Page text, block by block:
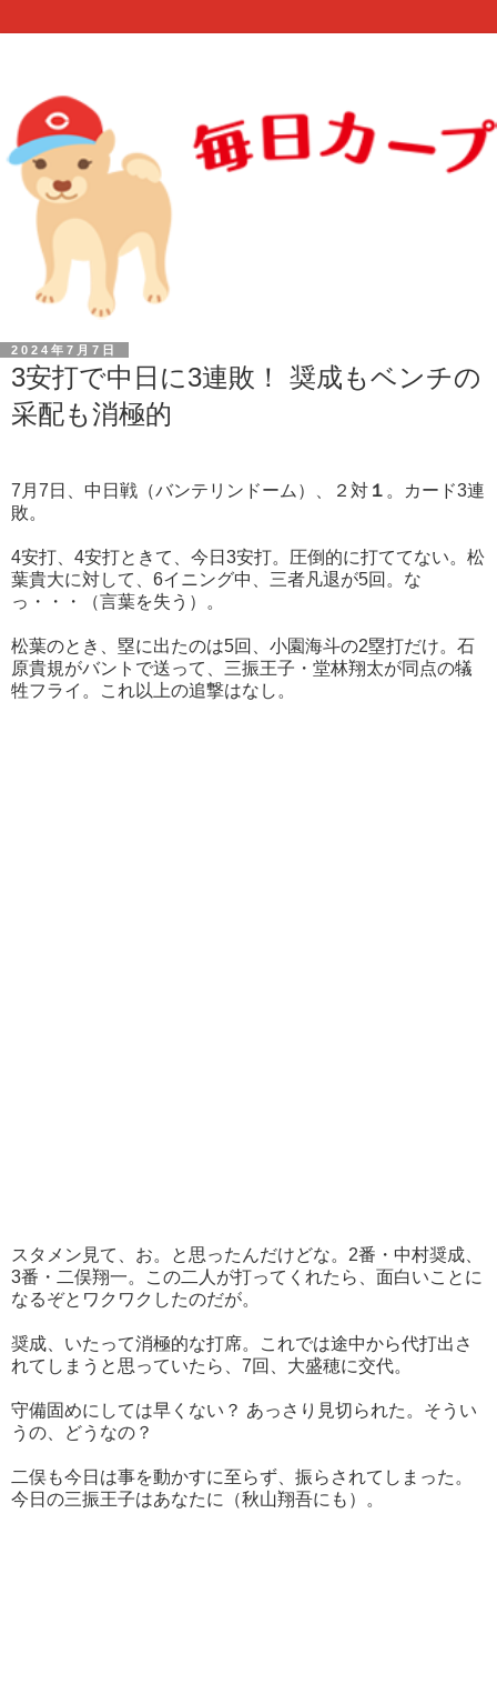
2024年7月7日
3安打で中日に3連敗！ 奨成もベンチの
采配も消極的
7月7日、中日戦（バンテリンドーム）、２対 １ 。カード3連
敗。
4安打、4安打ときて、今日3安打。圧倒的に打ててない。松
葉貴大に対して、6イニング中、三者凡退が5回。な
っ・・・（言葉を失う）。
松葉のとき、塁に出たのは5回、小園海斗の2塁打だけ。石
原貴規がバントで送って、三振王子・堂林翔太が同点の犠
牲フライ。これ以上の追撃はなし。
スタメン見て、お。と思ったんだけどな。2番・中村奨成、
3番・二俣翔一。この二人が打ってくれたら、面白いことに
なるぞとワクワクしたのだが。
奨成、いたって消極的な打席。これでは途中から代打出さ
れてしまうと思っていたら、7回、大盛穂に交代。
守備固めにしては早くない？ あっさり見切られた。そうい
うの、どうなの？
二俣も今日は事を動かすに至らず、振らされてしまった。
今日の三振王子はあなたに（秋山翔吾にも）。